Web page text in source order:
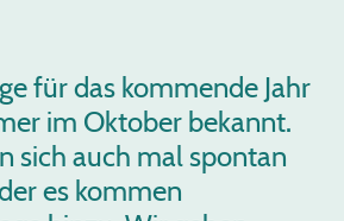
für das kommende Jahr
im Oktober bekannt.
sich auch mal spontan
es kommen